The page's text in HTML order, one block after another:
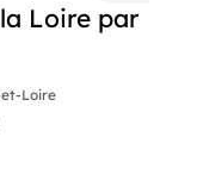
disponibles
Loire par
Loire